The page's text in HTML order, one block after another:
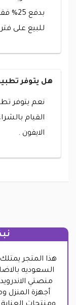
بدفع
للبيع على
هل يتوفر
نعم يتوفر
القيام
الايفون .
هذا المتجر
السعوديه
منصتي
أجهزة المنزل